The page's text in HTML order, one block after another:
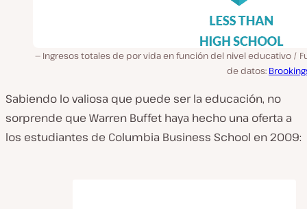
Ingresos totales de por vida en función del nivel educativo /
de datos:
Sabiendo lo valiosa que puede ser la educación, no
sorprende que Warren Buffet haya hecho una oferta a
los estudiantes de Columbia Business School en 2009: